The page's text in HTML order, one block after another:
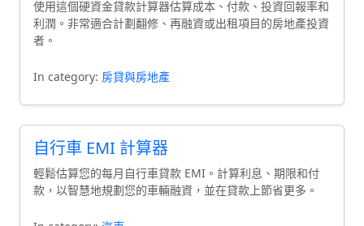
使用這個硬資金貸款計算器估算成本、付款、投資回報率和
利潤。非常適合計劃翻修、再融資或出租項目的房地產投資
者。
In category: 房貸與房地產
自行車 EMI 計算器
輕鬆估算您的每月自行車貸款 EMI。計算利息、期限和付
款，以智慧地規劃您的車輛融資，並在貸款上節省更多。